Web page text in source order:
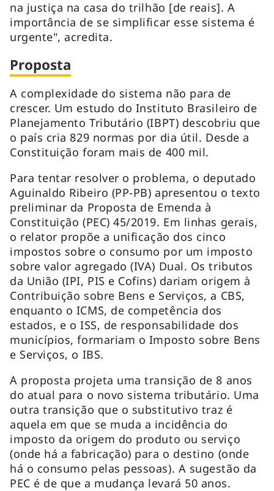
na justiça na casa do trilhão [de reais]. A
importância de se simplificar esse sistema é
urgente", acredita.
Proposta
A complexidade do sistema não para de
crescer. Um estudo do Instituto Brasileiro de
Planejamento Tributário (IBPT) descobriu que
o país cria 829 normas por dia útil. Desde a
Constituição foram mais de 400 mil.
Para tentar resolver o problema, o deputado
Aguinaldo Ribeiro (PP-PB) apresentou o texto
preliminar da Proposta de Emenda à
Constituição (PEC) 45/2019. Em linhas gerais,
o relator propõe a unificação dos cinco
impostos sobre o consumo por um imposto
sobre valor agregado (IVA) Dual. Os tributos
da União (IPI, PIS e Cofins) dariam origem à
Contribuição sobre Bens e Serviços, a CBS,
enquanto o ICMS, de competência dos
estados, e o ISS, de responsabilidade dos
municípios, formariam o Imposto sobre Bens
e Serviços, o IBS.
A proposta projeta uma transição de 8 anos
do atual para o novo sistema tributário. Uma
outra transição que o substitutivo traz é
aquela em que se muda a incidência do
imposto da origem do produto ou serviço
(onde há a fabricação) para o destino (onde
há o consumo pelas pessoas). A sugestão da
PEC é de que a mudança levará 50 anos.